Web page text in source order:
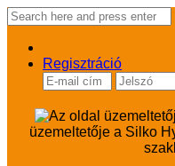
Regisztráció
üzemeltetője a Silko